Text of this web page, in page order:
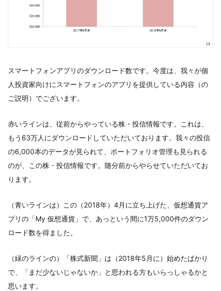
スマートフォンアプリのダウンロード数です。今度は、我々が個
人投資家向けにスマートフォンのアプリを提供している内容（の
ご説明）でございます。
赤いラインは、従前からやっている株・投信情報です。これは、
もう63万人にダウンロードしていただいております。我々の投信
の6,000本のデータが見られて、ポートフォリオ管理も見られる
のが、この株・投信情報です。随分前からやらせていただいてお
ります。
（青いラインは）この（2018年）4月に立ち上げた、仮想通貨ア
プリの「My 仮想通貨」で、あっという間に1万5,000件のダウン
ロード数を得ました。
（緑のラインの）「株式新聞」は（2018年5月に）始めたばかり
で、「まだ少ないじゃないか」と思われる方もいらっしゃるかと
思います。